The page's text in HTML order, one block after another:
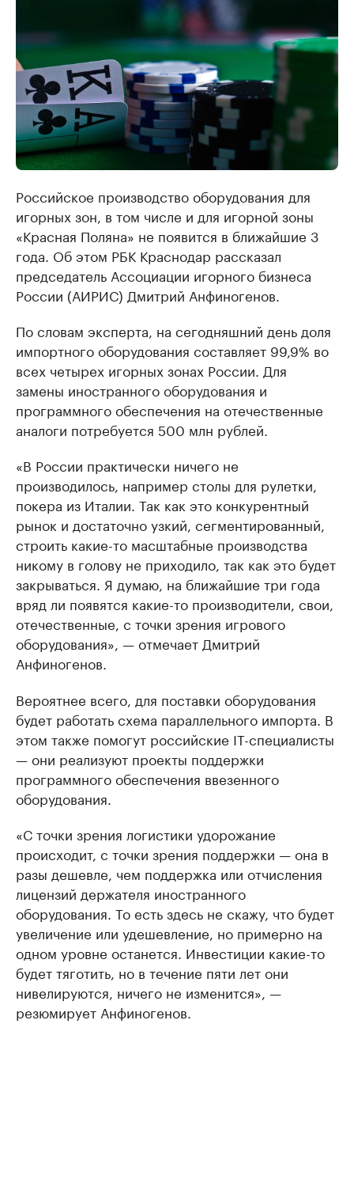
Российское производство оборудования для
игорных зон, в том числе и для игорной зоны
«Красная Поляна» не появится в ближайшие 3
года. Об этом РБК Краснодар рассказал
председатель Ассоциации игорного бизнеса
России (АИРИС) Дмитрий Анфиногенов.
По словам эксперта, на сегодняшний день доля
импортного оборудования составляет 99,9% во
всех четырех игорных зонах России. Для
замены иностранного оборудования и
программного обеспечения на отечественные
аналоги потребуется 500 млн рублей.
«В России практически ничего не
производилось, например столы для рулетки,
покера из Италии. Так как это конкурентный
рынок и достаточно узкий, сегментированный,
строить какие-то масштабные производства
никому в голову не приходило, так как это будет
закрываться. Я думаю, на ближайшие три года
вряд ли появятся какие-то производители, свои,
отечественные, с точки зрения игрового
оборудования», — отмечает Дмитрий
Анфиногенов.
Вероятнее всего, для поставки оборудования
будет работать схема параллельного импорта. В
этом также помогут российские IT-специалисты
— они реализуют проекты поддержки
программного обеспечения ввезенного
оборудования.
«С точки зрения логистики удорожание
происходит, с точки зрения поддержки — она в
разы дешевле, чем поддержка или отчисления
лицензий держателя иностранного
оборудования. То есть здесь не скажу, что будет
увеличение или удешевление, но примерно на
одном уровне останется. Инвестиции какие-то
будет тяготить, но в течение пяти лет они
нивелируются, ничего не изменится», —
резюмирует Анфиногенов.